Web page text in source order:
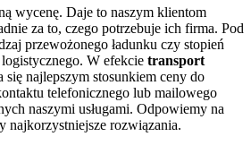
wycenę. Daje to naszym klientom
za to, czego potrzebuje ich firma. Pod
przewożonego ładunku czy stopień
W efekcie transport
się najlepszym stosunkiem ceny do
telefonicznego lub mailowego
naszymi usługami. Odpowiemy na
najkorzystniejsze rozwiązania.